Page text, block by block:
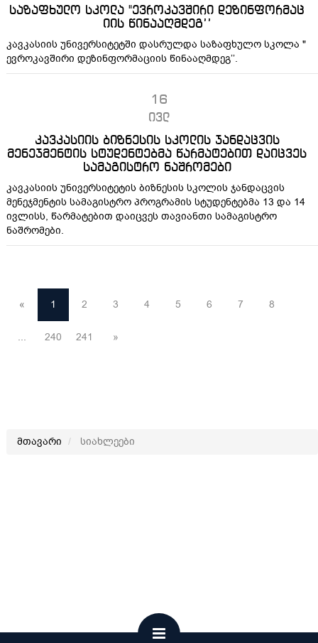
საზაფხულო სკოლა "ევროკავშირი დეზინფორმაც
იის წინააღმდეგ’’
კავკასიის უნივერსიტეტში დასრულდა საზაფხულო სკოლა "
ევროკავშირი დეზინფორმაციის წინააღმდეგ’’.
16
ივლ
კავკასიის ბიზნესის სკოლის ჯანდაცვის
მენეჯმენტის სტუდენტებმა წარმატებით დაიცვეს
სამაგისტრო ნაშრომები
კავკასიის უნივერსიტეტის ბიზნესის სკოლის ჯანდაცვის
მენეჯმენტის სამაგისტრო პროგრამის სტუდენტებმა 13 და 14
ივლისს, წარმატებით დაიცვეს თავიანთი სამაგისტრო
ნაშრომები.
« 1 2 3 4 5 6 7 8
... 240 241 »
მთავარი სიახლეები